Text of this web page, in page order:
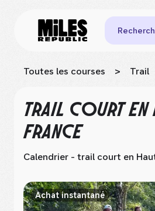
Toutes les courses > Trail
TRAIL COURTEN
FRANCE
Calendrier - trail court en
Achat instantané